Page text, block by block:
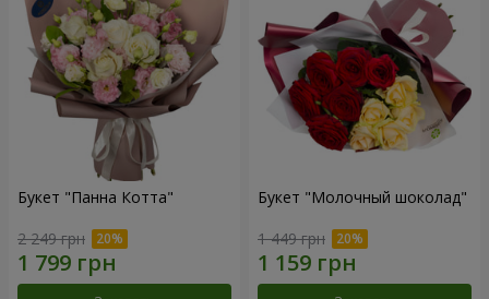
Букет "Панна Котта"
2 249 грн
Букет "Молочный шоколад"
1 449 грн